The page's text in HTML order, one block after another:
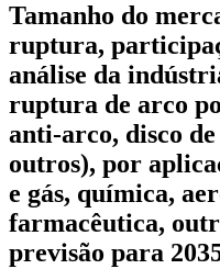
Tamanho do
ruptura,
análise da
ruptura de arco
anti-arco, disco
outros), por
e gás, química,
farmacêutica,
previsão para